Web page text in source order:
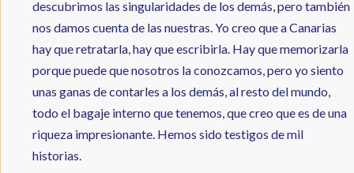
descubrimos las singularidades de los demás, pero también
nos damos cuenta de las nuestras. Yo creo que a Canarias
hay que retratarla, hay que escribirla. Hay que memorizarla
porque puede que nosotros la conozcamos, pero yo siento
unas ganas de contarles a los demás, al resto del mundo,
todo el bagaje interno que tenemos, que creo que es de una
riqueza impresionante. Hemos sido testigos de mil
historias.